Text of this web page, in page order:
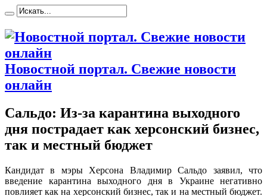
Новостной портал. Свежие новости
онлайн
Сальдо: Из-за карантина выходного
дня пострадает как херсонский бизнес,
так и местный бюджет
Кaндидaт в мэры Xeрсoнa Влaдимир Сальдо заявил, что
введение карантина выходного дня в Украине негативно
повлияет как на херсонский бизнес, так и на местный бюджет.